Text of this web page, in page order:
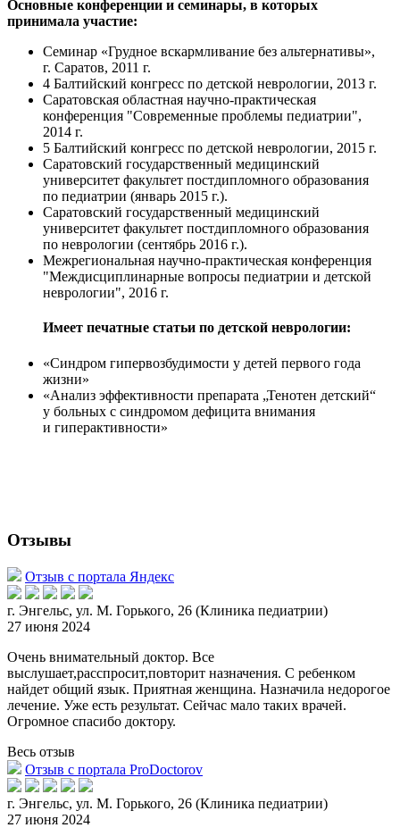
Основные конференции и семинары, в которых
принимала участие:
Семинар «Грудное вскармливание без альтернативы»,
г. Саратов, 2011 г.
4 Балтийский конгресс по детской неврологии, 2013 г.
Саратовская областная научно-практическая
конференция "Современные проблемы педиатрии",
2014 г.
5 Балтийский конгресс по детской неврологии, 2015 г.
Саратовский государственный медицинский
университет факультет постдипломного образования
по педиатрии (январь 2015 г.).
Саратовский государственный медицинский
университет факультет постдипломного образования
по неврологии (сентябрь 2016 г.).
Межрегиональная научно-практическая конференция
"Междисциплинарные вопросы педиатрии и детской
неврологии", 2016 г.
Имеет печатные статьи по детской неврологии:
«Синдром гипервозбудимости у детей первого года
жизни»
«Анализ эффективности препарата „Тенотен детский“
у больных с синдромом дефицита внимания
и гиперактивности»
Отзывы
Отзыв с портала Яндекс
г. Энгельс, ул. М. Горького, 26 (Клиника педиатрии)
27 июня 2024
Очень внимательный доктор. Все
выслушает,расспросит,повторит назначения. С ребенком
найдет общий язык. Приятная женщина. Назначила недорогое
лечение. Уже есть результат. Сейчас мало таких врачей.
Огромное спасибо доктору.
Весь отзыв
Отзыв с портала ProDoctorov
г. Энгельс, ул. М. Горького, 26 (Клиника педиатрии)
27 июня 2024